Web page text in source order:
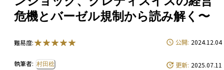
危機とバーゼル規制から読み解く〜
難易度:
執筆者: 村田稔
公開: 2024.12.04
更新: 2025.07.11